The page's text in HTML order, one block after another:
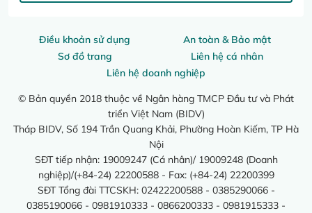
Điều khoản sử dụng
An toàn & Bảo mật
Sơ đồ trang
Liên hệ cá nhân
Liên hệ doanh nghiệp
© Bản quyền 2018 thuộc về Ngân hàng TMCP Đầu tư và Phát
triển Việt Nam (BIDV)
Tháp BIDV, Số 194 Trần Quang Khải, Phường Hoàn Kiếm, TP Hà
Nội
SĐT tiếp nhận: 19009247 (Cá nhân)/ 19009248 (Doanh
nghiệp)/(+84-24) 22200588 - Fax: (+84-24) 22200399
SĐT Tổng đài TTCSKH: 02422200588 - 0385290066 -
0385190066 - 0981910333 - 0866200333 - 0981915333 -